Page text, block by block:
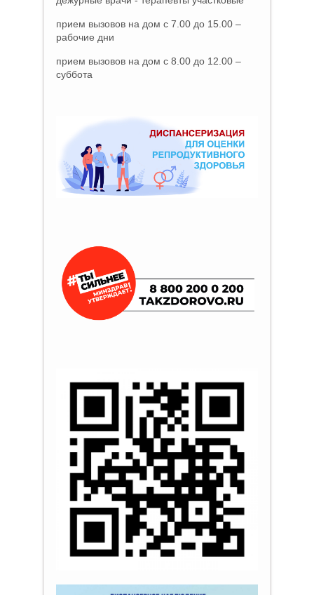
прием вызовов на дом с 7.00 до 15.00 –
рабочие дни
прием вызовов на дом с 8.00 до 12.00 –
суббота